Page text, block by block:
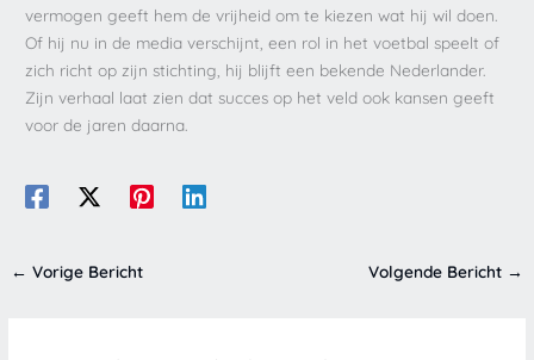
vermogen geeft hem de vrijheid om te kiezen wat hij wil doen.
Of hij nu in de media verschijnt, een rol in het voetbal speelt of
zich richt op zijn stichting, hij blijft een bekende Nederlander.
Zijn verhaal laat zien dat succes op het veld ook kansen geeft
voor de jaren daarna.
← Vorige Bericht Volgende Bericht →